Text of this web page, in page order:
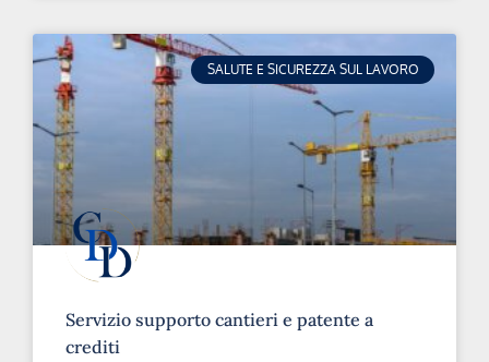
SALUTE E SICUREZZA SUL LAVORO
Servizio supporto cantieri e patente a
crediti